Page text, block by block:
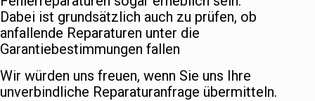
Dabei ist grundsätzlich auch zu prüfen, ob
anfallende Reparaturen unter die
Garantiebestimmungen fallen
Wir würden uns freuen, wenn Sie uns Ihre
unverbindliche Reparaturanfrage übermitteln.